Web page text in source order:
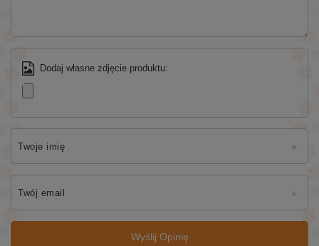
Dodaj własne zdjęcie produktu:
Twoje imię
Twój email
Wyślij Opinię